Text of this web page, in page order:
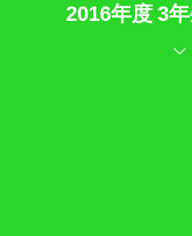
2016年度 3